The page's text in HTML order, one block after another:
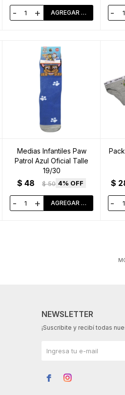
- + -
Medias Infantiles Paw
Patrol Azul Oficial Talle
19/30
$ 48 $ 50 4
- +
$
-
NEWSLETTER
¡Suscribite y recibí todas
 